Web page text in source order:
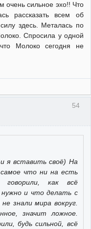
очень сильное эхо!! Что
рассказать всем об
здесь. Металась по
Спросила у одной
Молоко сегодня не
54
я вставить своё) На
что ни на есть
говорили, как всё
и что делать с
знали мира вокруг.
значит ложное.
будь сильной, всё